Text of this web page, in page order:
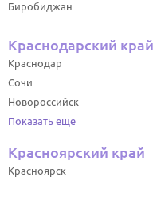
Биробиджан
Краснодарский край
Краснодар
Сочи
Новороссийск
Показать еще
Красноярский край
Красноярск